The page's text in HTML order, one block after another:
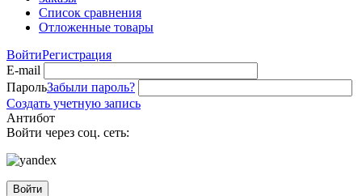
Список сравнения
Отложенные товары
ВойтиРегистрация
E-mail
ПарольЗабыли пароль?
Создать учетную запись
Антибот
Войти через соц. сеть:
Войти